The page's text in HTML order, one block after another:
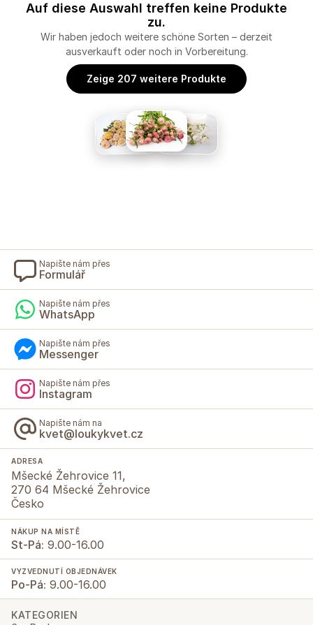
Auf diese Auswahl treffen keine Produkte
zu.
Wir haben jedoch weitere schöne Sorten – derzeit
ausverkauft oder noch in Vorbereitung.
Zeige 207 weitere Produkte
Napište nám přes
Formulář
Napište nám přes
WhatsApp
Napište nám přes
Messenger
Napište nám přes
Instagram
Napište nám na
kvet@loukykvet.cz
ADRESA
Mšecké Žehrovice 11,
270 64 Mšecké Žehrovice
Česko
NÁKUP NA MÍSTĚ
St-Pá: 9.00-16.00
VYZVEDNUTÍ OBJEDNÁVEK
Po-Pá: 9.00-16.00
KATEGORIEN